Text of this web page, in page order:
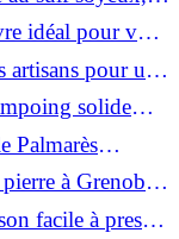
idéal pour vos
artisans pour une
solide
Palmarès
du projet primé
à Grenoble
facile à presser